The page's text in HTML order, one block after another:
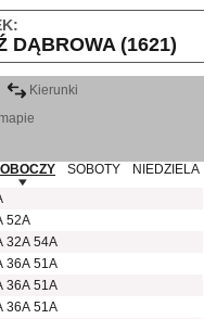
DĄBROWA (1621)
Kierunki
SOBOTY
NIEDZIELA
52A
32A 54A
36A 51A
36A 51A
36A 51A